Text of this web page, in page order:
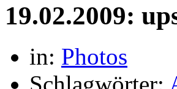
19.02.2009:
in: Photos
Schlagwörter: